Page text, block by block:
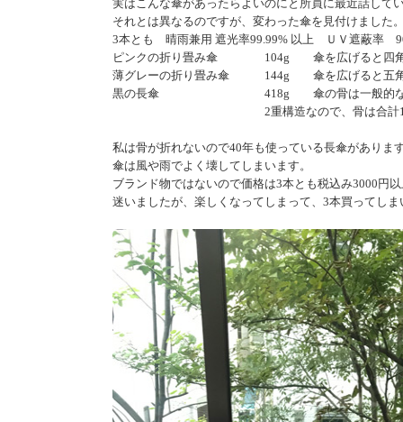
実はこんな傘があったらよいのにと所員に最近話して
それとは異なるのですが、変わった傘を見付けました
3本とも 晴雨兼用 遮光率99.99% 以上 ＵＶ遮蔽率
ピンクの折り畳み傘 104g 傘を広げると四
薄グレーの折り畳み傘 144g 傘を広げると五
黒の長傘 418g 傘の骨は一般的な8
2重構造なので、骨は合計
私は骨が折れないので40年も使っている長傘がありま
傘は風や雨でよく壊してしまいます。
ブランド物ではないので価格は3本とも税込み3000円
迷いましたが、楽しくなってしまって、3本買ってしま